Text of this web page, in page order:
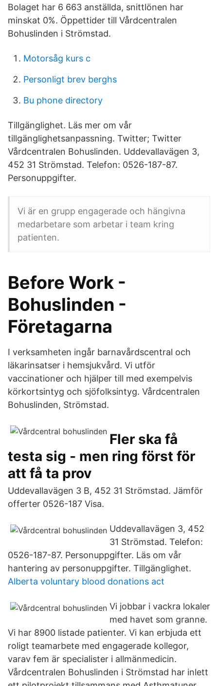
Bolaget har 6 663 anställda, snittlönen har
minskat 0%. Öppettider till Vårdcentralen
Bohuslinden i Strömstad.
Motorsåg kurs c
Personligt brev berghs
Bu phone directory
Tillgänglighet. Läs mer om vår
tillgänglighetsanpassning. Twitter; Twitter
Vårdcentralen Bohuslinden. Uddevallavägen 3,
452 31 Strömstad. Telefon: 0526-187-87.
Personuppgifter.
Vi är en grupp engagerade och hängivna
medarbetare som arbetar i team kring
patienten.
Before Work -
Bohuslinden -
Företagarna
I verksamheten ingår barnavårdscentral och
läkarinsatser i hemsjukvård. Vi utför
vaccinationer och hjälper till med exempelvis
körkortsintyg och sjöfolksintyg. Vårdcentralen
Bohuslinden, Strömstad.
Fler ska få
testa sig - men ring först för
att få ta prov
Uddevallavägen 3 B, 452 31 Strömstad. Jämför
offerter 0526-187 Visa.
Uddevallavägen 3, 452
31 Strömstad. Telefon:
0526-187-87. Personuppgifter. Läs om vår
hantering av personuppgifter. Tillgänglighet.
Alberta voluntary blood donations act
Vi jobbar i vackra lokaler
med havet som granne.
Vi har 8900 listade patienter. Vi kan erbjuda ett
roligt teamarbete med engagerade kollegor,
varav fem är specialister i allmänmedicin.
Vårdcentralen Bohuslinden i Strömstad har inlett